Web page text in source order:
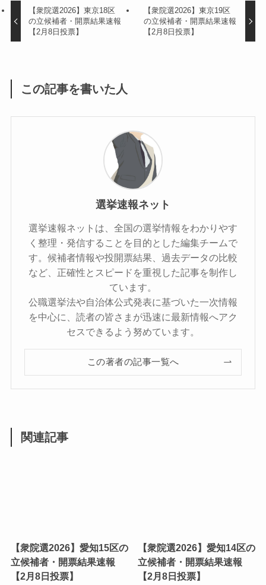
【衆院選2026】東京18区
の立候補者・開票結果速報
【2月8日投票】
【衆院選2026】東京19区
の立候補者・開票結果速報
【2月8日投票】
この記事を書いた人
選挙速報ネット
選挙速報ネットは、全国の選挙情報をわかりやす
く整理・発信することを目的とした編集チームで
す。候補者情報や投開票結果、過去データの比較
など、正確性とスピードを重視した記事を制作し
ています。
公職選挙法や自治体公式発表に基づいた一次情報
を中心に、読者の皆さまが迅速に最新情報へアク
セスできるよう努めています。
この著者の記事一覧へ
関連記事
【衆院選2026】愛知15区の
立候補者・開票結果速報
【2月8日投票】
【衆院選2026】愛知14区の
立候補者・開票結果速報
【2月8日投票】